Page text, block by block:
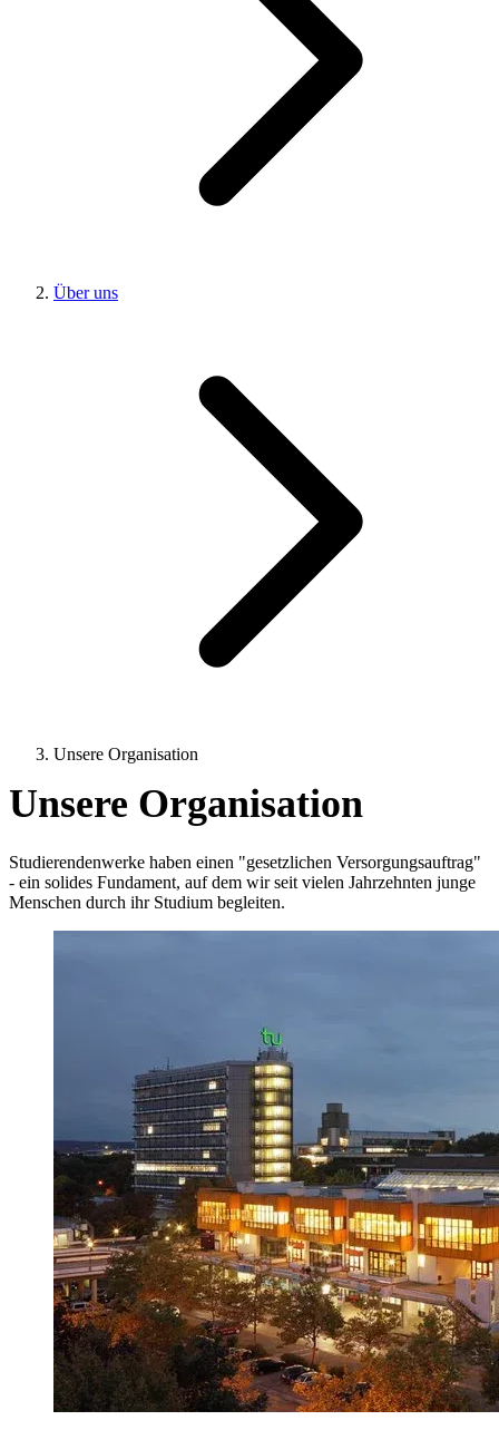
Über uns
Unsere Organisation
Unsere Organisation
Studierendenwerke haben einen "gesetzlichen Versorgungsauftrag"
- ein solides Fundament, auf dem wir seit vielen Jahrzehnten junge
Menschen durch ihr Studium begleiten.